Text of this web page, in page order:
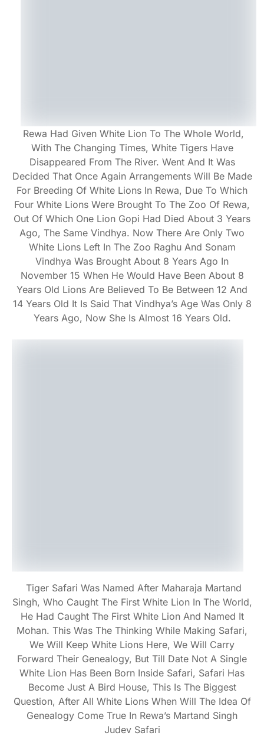
Rewa Had Given White Lion To The Whole World,
With The Changing Times, White Tigers Have
Disappeared From The River. Went And It Was
Decided That Once Again Arrangements Will Be Made
For Breeding Of White Lions In Rewa, Due To Which
Four White Lions Were Brought To The Zoo Of Rewa,
Out Of Which One Lion Gopi Had Died About 3 Years
Ago, The Same Vindhya. Now There Are Only Two
White Lions Left In The Zoo Raghu And Sonam
Vindhya Was Brought About 8 Years Ago In
November 15 When He Would Have Been About 8
Years Old Lions Are Believed To Be Between 12 And
14 Years Old It Is Said That Vindhya’s Age Was Only 8
Years Ago, Now She Is Almost 16 Years Old.
Tiger Safari Was Named After Maharaja Martand
Singh, Who Caught The First White Lion In The World,
He Had Caught The First White Lion And Named It
Mohan. This Was The Thinking While Making Safari,
We Will Keep White Lions Here, We Will Carry
Forward Their Genealogy, But Till Date Not A Single
White Lion Has Been Born Inside Safari, Safari Has
Become Just A Bird House, This Is The Biggest
Question, After All White Lions When Will The Idea Of
Genealogy Come True In Rewa’s Martand Singh
Judev Safari